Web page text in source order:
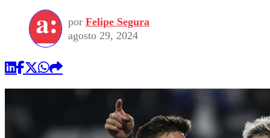
por Felipe Segura
agosto 29, 2024